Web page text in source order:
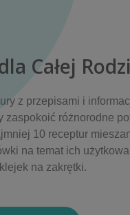
Całej
z przepisami i
zaspokoić różnorodne
10 receptur
na temat ich
na zakrętki.